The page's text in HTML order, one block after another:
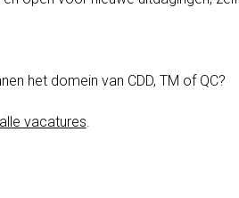
het domein van CDD, TM of QC?
vacatures.